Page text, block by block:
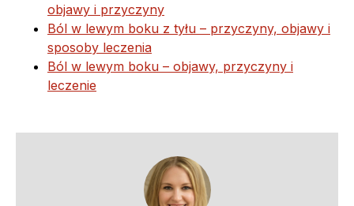
objawy i przyczyny
Ból w lewym boku z tyłu – przyczyny, objawy i
sposoby leczenia
Ból w lewym boku – objawy, przyczyny i
leczenie